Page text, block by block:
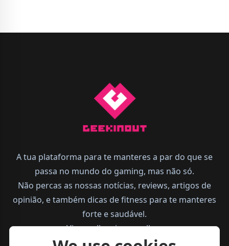
A tua plataforma para te manteres a par do que se
passa no mundo do gaming, mas não só.
Não percas as nossas notícias, reviews, artigos de
opinião, e também dicas de fitness para te manteres
forte e saudável.
Vive melhor, joga melhor.